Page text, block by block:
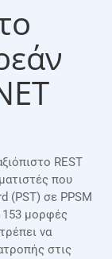
REST
που
(PST) σε PPSM
μορφές
να
στις